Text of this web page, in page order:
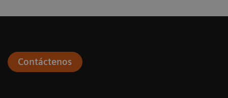
Contáctenos